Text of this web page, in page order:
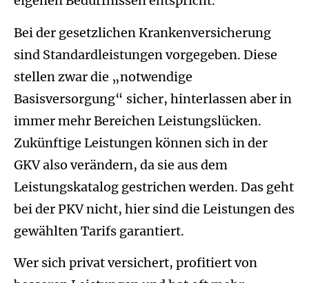
Bei der gesetzlichen Kranken­ver­si­che­rung
sind Standardleistungen vorgegeben. Diese
stellen zwar die „notwendige
Basisversorgung“ sicher, hinterlassen aber in
immer mehr Bereichen Leistungslücken.
Zukünftige Leistungen können sich in der
GKV also verändern, da sie aus dem
Leistungskatalog gestrichen werden. Das geht
bei der PKV nicht, hier sind die Leistungen des
gewählten Tarifs garantiert.
Wer sich privat versichert, profitiert von